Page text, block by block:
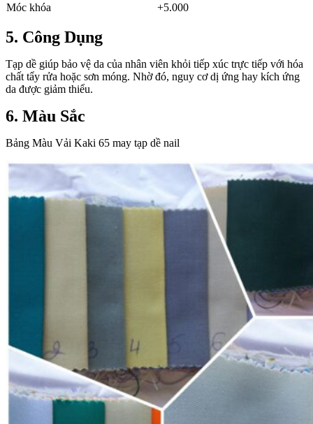
Móc khóa
+5.000
5. Công Dụng
Tạp dề giúp bảo vệ da của nhân viên khỏi tiếp xúc trực tiếp với hóa
chất tẩy rửa hoặc sơn móng. Nhờ đó, nguy cơ dị ứng hay kích ứng
da được giảm thiểu.
6. Màu Sắc
Bảng Màu Vải Kaki 65 may tạp dề nail